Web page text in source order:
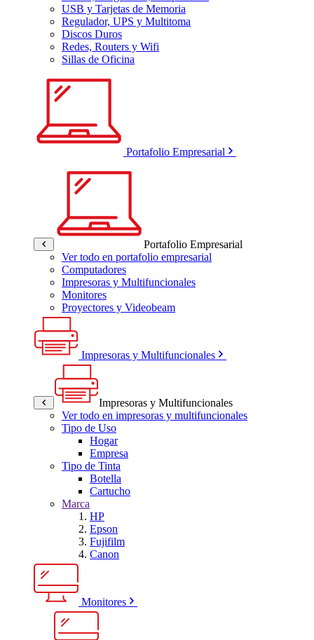
USB y Tarjetas de Memoria
Regulador, UPS y Multitoma
Discos Duros
Redes, Routers y Wifi
Sillas de Oficina
Portafolio Empresarial
Portafolio Empresarial
Ver todo en portafolio empresarial
Computadores
Impresoras y Multifuncionales
Monitores
Proyectores y Videobeam
Impresoras y Multifuncionales
Impresoras y Multifuncionales
Ver todo en impresoras y multifuncionales
Tipo de Uso
Hogar
Empresa
Tipo de Tinta
Botella
Cartucho
Marca
HP
Epson
Fujifilm
Canon
Monitores